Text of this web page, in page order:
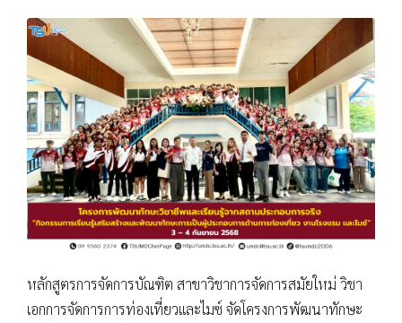
หลักสูตรการจัดการบัณฑิต สาขาวิชาการจัดการสมัยใหม่ วิชา
เอกการจัดการการท่องเที่ยวและไมซ์ จัดโครงการพัฒนาทักษะ